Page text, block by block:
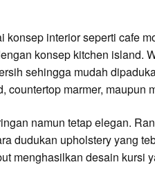
interior seperti cafe
konsep kitchen island.
sehingga mudah
marmer, maupun
namun tetap elegan.
dudukan upholstery yang
menghasilkan desain kursi